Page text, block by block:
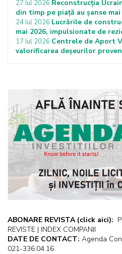
27 Iul 2026 Reconstrucția
din timp pe piață au șanse mai
24 Iul 2026 Lucrările de
mai 2026, impulsionate de
17 Iul 2026 Centrele de Aport
valorificarea deșeurilor
ABONARE REVISTA (click aici):
REVISTE | INDEX COMPANII
DATE DE CONTACT: Agenda
021-336.04.16